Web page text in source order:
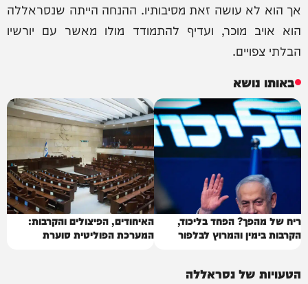
אך הוא לא עושה זאת מסיבותיו. ההנחה הייתה שנסראללה
הוא אויב מוכר, ועדיף להתמודד מולו מאשר עם יורשיו
הבלתי צפויים.
באותו נושא
ריח של מהפך? הפחד בליכוד,
הקרבות בימין והמרוץ לבלפור
האיחודים, הפיצולים והקרבות:
המערכת הפוליטית סוערת
הטעויות של נסראללה